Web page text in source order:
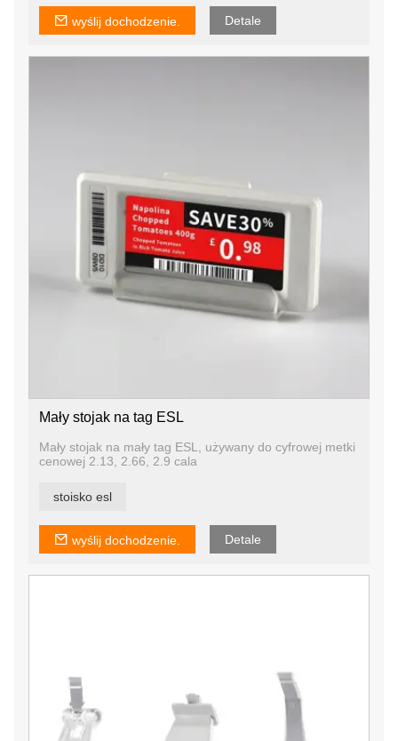
wyślij dochodzenie. Detale
Mały stojak na tag ESL
Mały stojak na mały tag ESL, używany do cyfrowej metki
cenowej 2.13, 2.66, 2.9 cala
stoisko esl
wyślij dochodzenie. Detale